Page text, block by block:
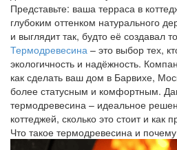
Представьте: ваша терраса в
глубоким оттенком натурального
и выглядит так, будто её создавал
Термодревесина – это выбор тех,
экологичность и надёжность.
как сделать ваш дом в Барвихе,
более статусным и комфортным.
термодревесина – идеальное
коттеджей, сколько это стоит и как
Что такое термодревесина и